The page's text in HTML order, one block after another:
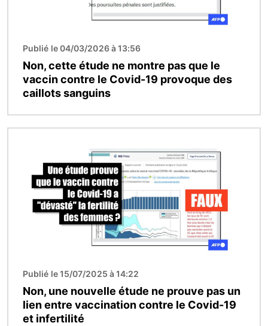
Publié le 04/03/2026 à 13:56
Non, cette étude ne montre pas que le
vaccin contre le Covid-19 provoque des
caillots sanguins
Publié le 15/07/2025 à 14:22
Non, une nouvelle étude ne prouve pas un
lien entre vaccination contre le Covid-19
et infertilité